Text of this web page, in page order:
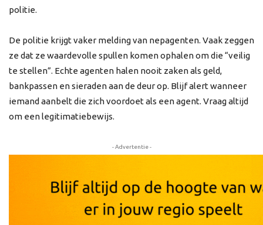
politie.
De politie krijgt vaker melding van nepagenten. Vaak zeggen
ze dat ze waardevolle spullen komen ophalen om die “veilig
te stellen”. Echte agenten halen nooit zaken als geld,
bankpassen en sieraden aan de deur op. Blijf alert wanneer
iemand aanbelt die zich voordoet als een agent. Vraag altijd
om een legitimatiebewijs.
- Advertentie -